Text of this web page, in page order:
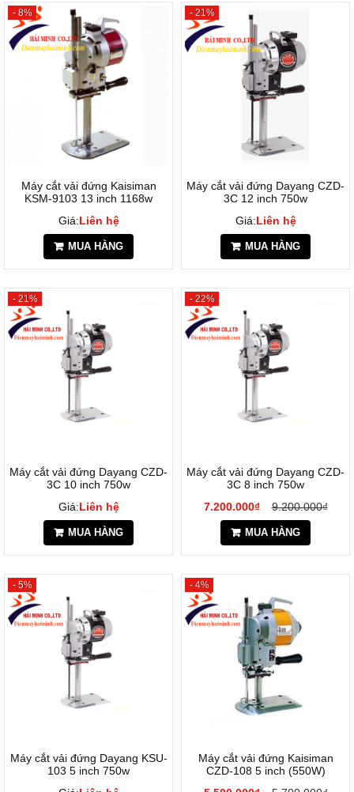
- 8%
Máy cắt vải đứng Kaisiman
KSM-9103 13 inch 1168w
Giá:Liên hệ
MUA HÀNG
- 21%
Máy cắt vải đứng Dayang CZD-
3C 12 inch 750w
Giá:Liên hệ
MUA HÀNG
- 21%
Máy cắt vải đứng Dayang CZD-
3C 10 inch 750w
Giá:Liên hệ
MUA HÀNG
- 22%
Máy cắt vải đứng Dayang CZD-
3C 8 inch 750w
7.200.000₫
9.200.000₫
MUA HÀNG
- 5%
Máy cắt vải đứng Dayang KSU-
103 5 inch 750w
- 4%
Máy cắt vải đứng Kaisiman
CZD-108 5 inch (550W)